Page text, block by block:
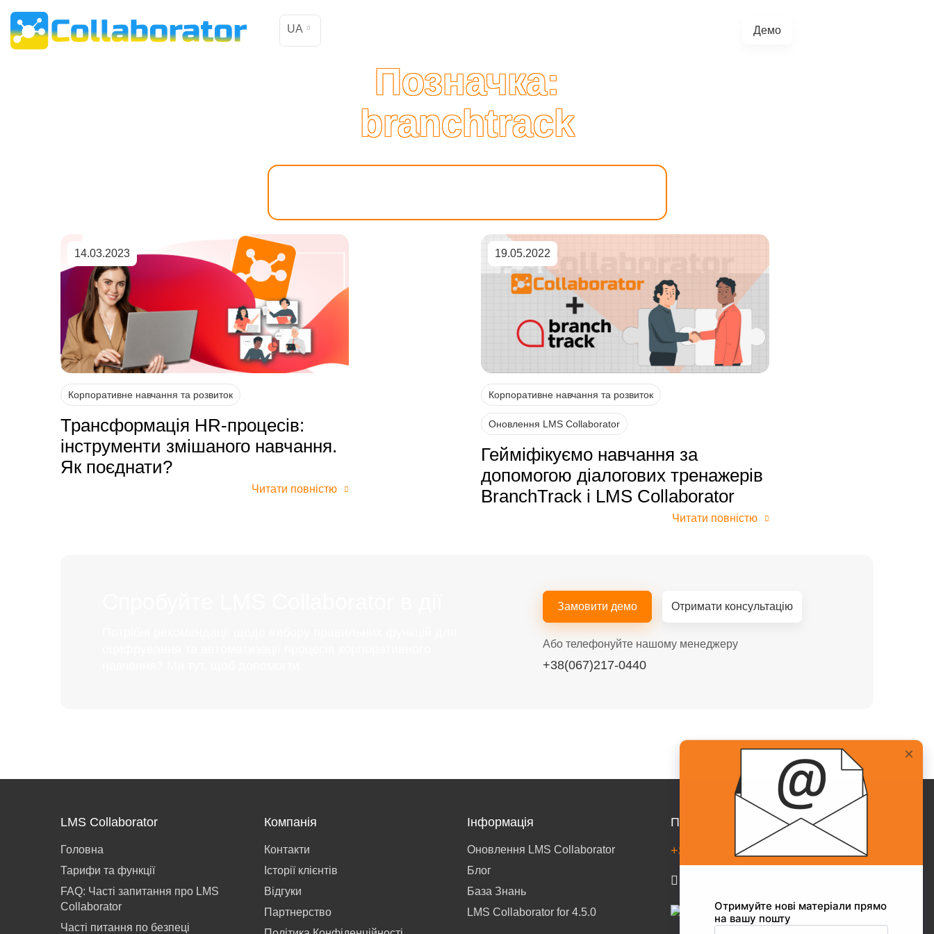
UA Демо
Позначка:
branchtrack
14.03.2023
Корпоративне навчання та розвиток
Трансформація HR-процесів:
інструменти змішаного навчання.
Як поєднати?
Читати повністю
19.05.2022
Корпоративне навчання та розвиток
Оновлення LMS Collaborator
Гейміфікуємо навчання за
допомогою діалогових тренажерів
BranchTrack і LMS Collaborator
Читати повністю
Замовити демо Отримати консультацію
Або телефонуйте нашому менеджеру
+38(067)217-0440
LMS Collaborator
Головна
Тарифи та функції
FAQ: Часті запитання про LMS
Collaborator
Часті питання по безпеці
Компанія
Контакти
Історії клієнтів
Відгуки
Партнерство
Інформація
Оновлення LMS Collaborator
Блог
База Знань
LMS Collaborator for 4.5.0
Про Collaborator
+38(067)217-0440